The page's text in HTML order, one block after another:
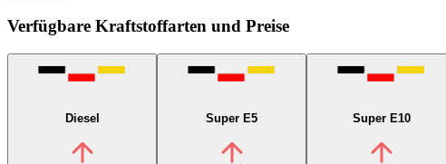
Verfügbare Kraftstoffarten und Preise
Diesel Super E5 Super E10